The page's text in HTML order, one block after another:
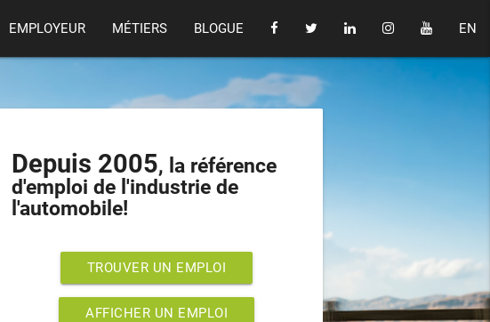
EMPLOYEUR MÉTIERS BLOGUE EN
Depuis 2005, la référence
d'emploi de l'industrie de
l'automobile!
TROUVER UN EMPLOI
AFFICHER UN EMPLOI